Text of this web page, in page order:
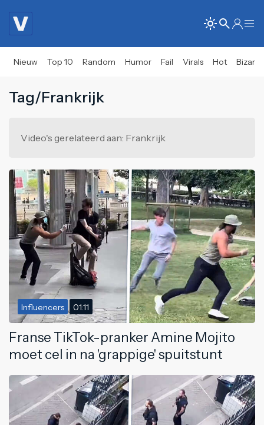
Nieuw Top 10 Random Humor Fail Virals Hot Bizar
Tag/Frankrijk
Video's gerelateerd aan: Frankrijk
Influencers 01:11
Franse TikTok-pranker Amine Mojito
moet cel in na 'grappige' spuitstunt